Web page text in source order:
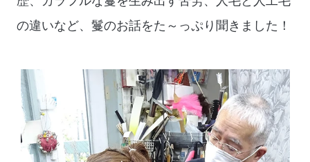
の違いなど、鬘のお話をた～っぷり聞きました！